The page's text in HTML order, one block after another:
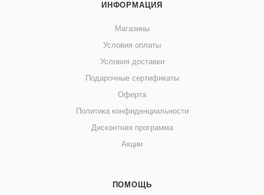
ИНФОРМАЦИЯ
Магазины
Условия оплаты
Условия доставки
Подарочные сертификаты
Оферта
Политика конфиденциальности
Дисконтная программа
Акции
ПОМОЩЬ